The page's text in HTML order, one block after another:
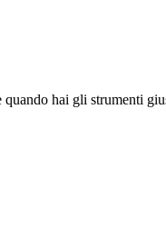
hai gli strumenti